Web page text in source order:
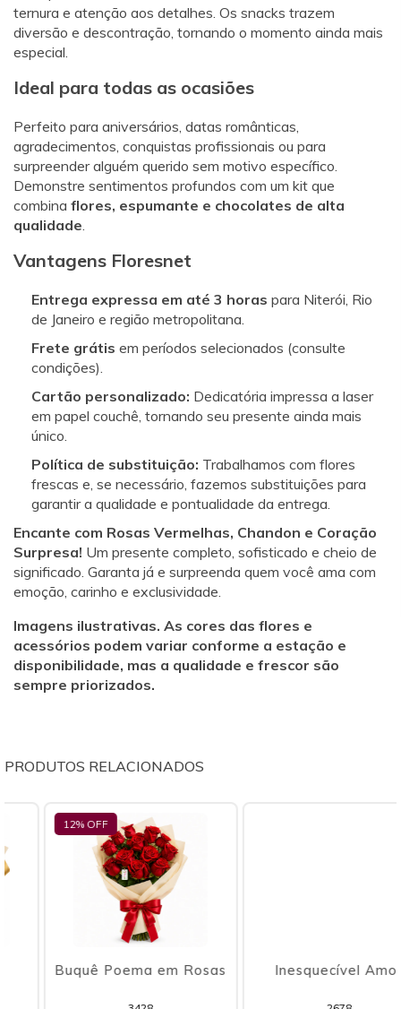
ternura e atenção aos detalhes. Os snacks trazem
diversão e descontração, tornando o momento ainda mais
especial.
Ideal para todas as ocasiões
Perfeito para aniversários, datas românticas,
agradecimentos, conquistas profissionais ou para
surpreender alguém querido sem motivo específico.
Demonstre sentimentos profundos com um kit que
combina flores, espumante e chocolates de alta
qualidade.
Vantagens Floresnet
Entrega expressa em até 3 horas para Niterói, Rio
de Janeiro e região metropolitana.
Frete grátis em períodos selecionados (consulte
condições).
Cartão personalizado: Dedicatória impressa a laser
em papel couchê, tornando seu presente ainda mais
único.
Política de substituição: Trabalhamos com flores
frescas e, se necessário, fazemos substituições para
garantir a qualidade e pontualidade da entrega.
Encante com Rosas Vermelhas, Chandon e Coração
Surpresa! Um presente completo, sofisticado e cheio de
significado. Garanta já e surpreenda quem você ama com
emoção, carinho e exclusividade.
Imagens ilustrativas. As cores das flores e
acessórios podem variar conforme a estação e
disponibilidade, mas a qualidade e frescor são
sempre priorizados.
PRODUTOS RELACIONADOS
% OFF
Buquê Poema em Rosas Inesquecível Amor